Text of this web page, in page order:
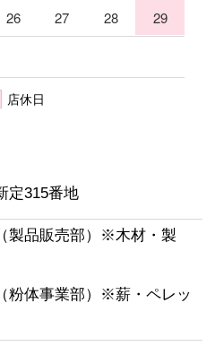
26 27 28 29
店休日
定315番地
製品販売部）※木材・製
粉体事業部）※薪・ペレッ